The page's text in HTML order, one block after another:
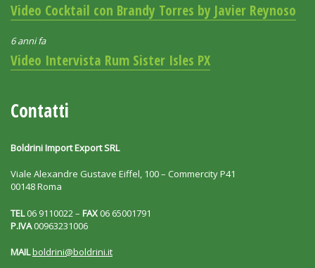
Video Cocktail con Brandy Torres by Javier Reynoso
6 anni fa
Video Intervista Rum Sister Isles PX
Contatti
Boldrini Import Export SRL
Viale Alexandre Gustave Eiffel, 100 – Commercity P41
00148 Roma
TEL06 9110022 – FAX06 65001791
P.IVA00963231006
MAILboldrini@boldrini.it